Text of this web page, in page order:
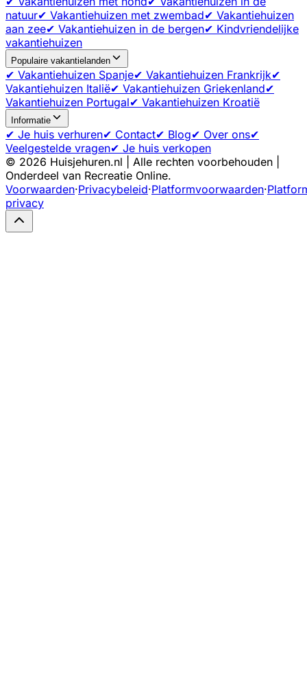
natuur✔ Vakantiehuizen met zwembad✔ Vakantiehuizen
aan zee✔ Vakantiehuizen in de bergen✔ Kindvriendelijke
vakantiehuizen
Populaire vakantielanden
✔ Vakantiehuizen Spanje✔ Vakantiehuizen Frankrijk✔
Vakantiehuizen Italië✔ Vakantiehuizen Griekenland✔
Vakantiehuizen Portugal✔ Vakantiehuizen Kroatië
Informatie
✔ Je huis verhuren✔ Contact✔ Blog✔ Over ons✔
Veelgestelde vragen✔ Je huis verkopen
© 2026 Huisjehuren.nl | Alle rechten voorbehouden |
Onderdeel van Recreatie Online.
Voorwaarden·Privacybeleid·Platformvoorwaarden·
privacy